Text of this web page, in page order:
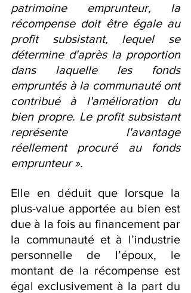
patrimoine emprunteur, la
récompense doit être égale au
profit subsistant, lequel se
détermine d'après la proportion
dans laquelle les fonds
empruntés à la communauté ont
contribué à l'amélioration du
bien propre. Le profit subsistant
représente l'avantage
réellement procuré au fonds
emprunteur ».
Elle en déduit que lorsque la
plus-value apportée au bien est
due à la fois au financement par
la communauté et à l’industrie
personnelle de l’époux, le
montant de la récompense est
égal exclusivement à la part du